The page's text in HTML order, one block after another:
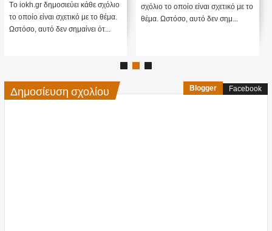
Tο iokh.gr δημοσιεύει κάθε σχόλιο
το οποίο είναι σχετικό με το θέμα.
Ωστόσο, αυτό δεν σημαίνει ότ...
σχόλιο το οποίο είναι σχετικό με το
θέμα. Ωστόσο, αυτό δεν σημ...
Δημοσίευση σχολίου Blogger Facebook